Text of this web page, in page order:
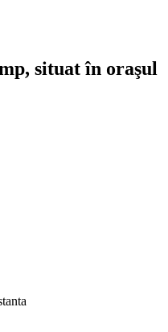
situat în oraşul